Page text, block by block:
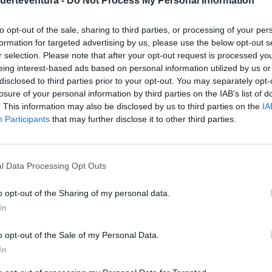
opt-out of the sale, sharing to third parties, or processing of your
for targeted advertising by us, please use the below opt-out
selection. Please note that after your opt-out request is processed
interest-based ads based on personal information utilized by us
to third parties prior to your opt-out. You may separately
of your personal information by third parties on the IAB’s list of
This information may also be disclosed by us to third parties on the
Participants that may further disclose it to other third parties.
Data Processing Opt Outs
opt-out of the Sharing of my personal data.
opt-out of the Sale of my Personal Data.
el municipio de
si se contabilizaran las que no están dadas de alta en el
están dedicadas al sector turístico y la tendencia es a
los datos de solicitudes que se plantean cada día en el
en relación a las nuevas licencias de construcción de
en zonas comoVillaverde, Lajares o Tindaya.
la llegada de una nueva norma para regular este tipo de
produciéndose una escalada sin precedentes en relación a
del norte de la isla acapara más vacacional (4.006),